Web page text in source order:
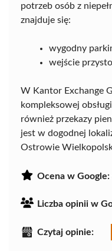
potrzeb osób z
znajduje się:
wygodny
wejście
W Kantor Exchange
kompleksowej
również przekazy
jest w dogodnej
Ostrowie
Ocena w Google:
Liczba opinii w
Czytaj opinie: